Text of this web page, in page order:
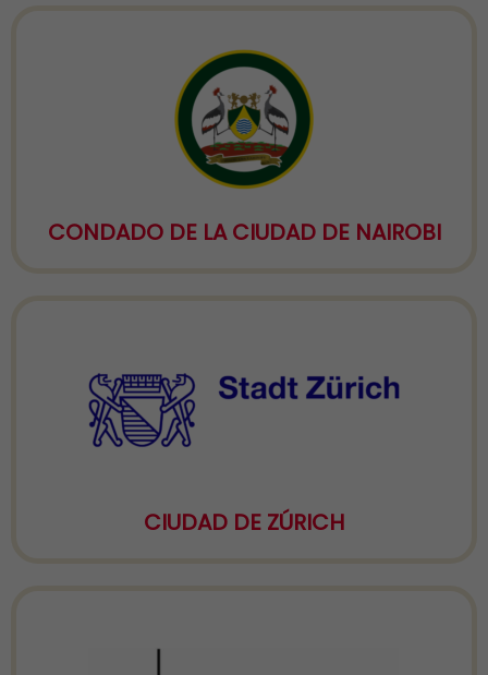
CONDADO DE LA CIUDAD DE NAIROBI
CIUDAD DE ZÚRICH